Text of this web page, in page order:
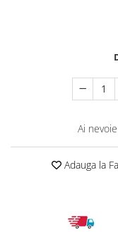
Ai
Adauga la